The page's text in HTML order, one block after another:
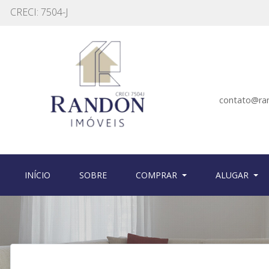
CRECI: 7504-J
INÍCIO (CURRENT)SOBRE(CURRENT)COMPRAR ALUGAR